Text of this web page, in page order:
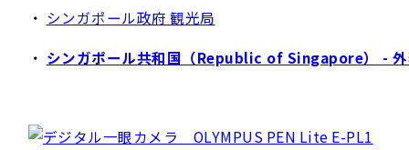
・ シンガポール政府 観光局
・ シンガポール共和国（Republic of Singapore） -